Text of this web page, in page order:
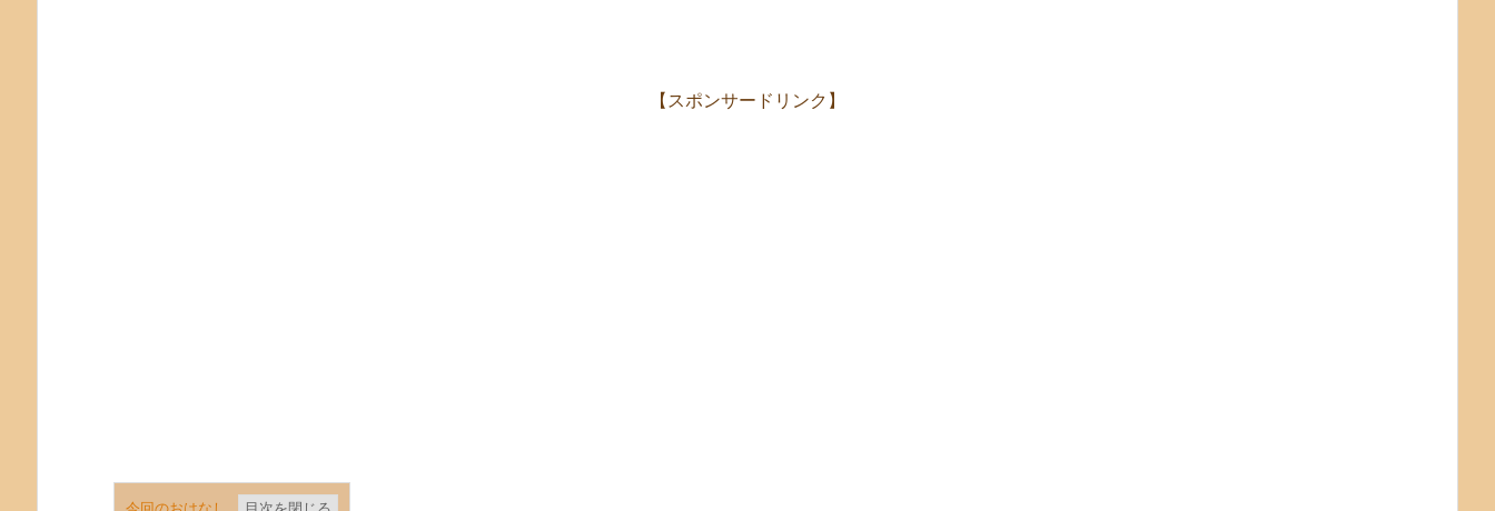
【スポンサードリンク】